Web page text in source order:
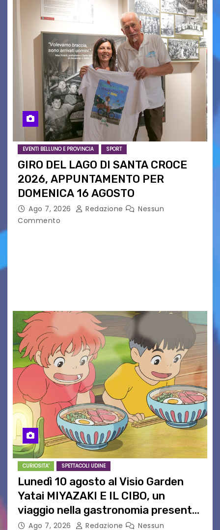
EVENTI BELLUNO E PROVINCIA SPORT
GIRO DEL LAGO DI SANTA CROCE
2026, APPUNTAMENTO PER
DOMENICA 16 AGOSTO
Ago 7, 2026 Redazione
Nessun
Commento
CURIOSITA' SPETTACOLI UDINE
Lunedì 10 agosto al Visio Garden
Yatai MIYAZAKI E IL CIBO, un
viaggio nella gastronomia presente
nei film di Hayao Miyazaki!
Ago 7, 2026 Redazione
Nessun